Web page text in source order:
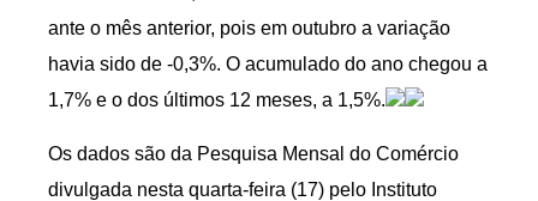
ante o mês anterior, pois em outubro a variação
havia sido de -0,3%. O acumulado do ano chegou a
1,7% e o dos últimos 12 meses, a 1,5%.
Os dados são da Pesquisa Mensal do Comércio
divulgada nesta quarta-feira (17) pelo Instituto